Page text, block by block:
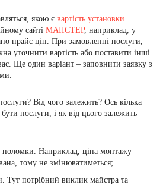
якою є вартість установки
сайті МАІІСТЕР, наприклад, у
прайс цін. При замовленні послуги,
уточнити вартість або поставити інші
Ще один варіант – заповнити заявку з
Від чого залежить? Ось кілька
послуги, і як від цього залежить
поломки. Наприклад, ціна монтажу
тому не змінюватиметься;
Тут потрібний виклик майстра та